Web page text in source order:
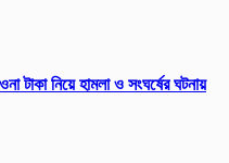
নিয়ে হামলা ও সংঘর্ষের ঘটনায়